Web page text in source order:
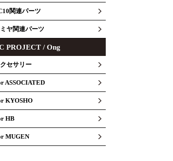
関連パーツ
ヤ関連パーツ
PROJECT / Ong
セサリー
ASSOCIATED
KYOSHO
HB
MUGEN